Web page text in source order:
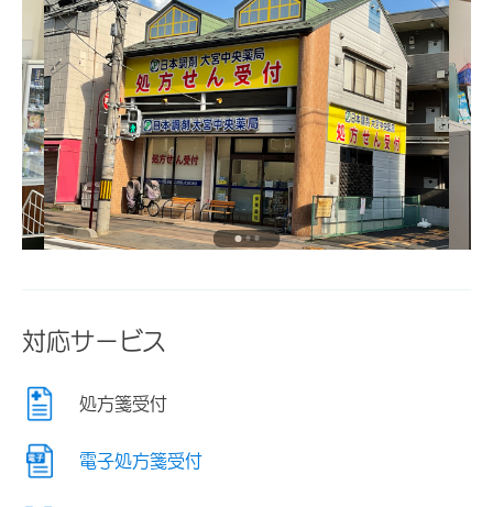
対応サービス
処方箋受付
電子処方箋受付